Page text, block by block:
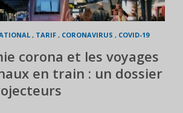
, TARIF , CORONAVIRUS , COVID-19
corona et les voyages
en train : un dossier